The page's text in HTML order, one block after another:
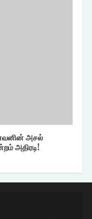
அசல்
அதிரடி!